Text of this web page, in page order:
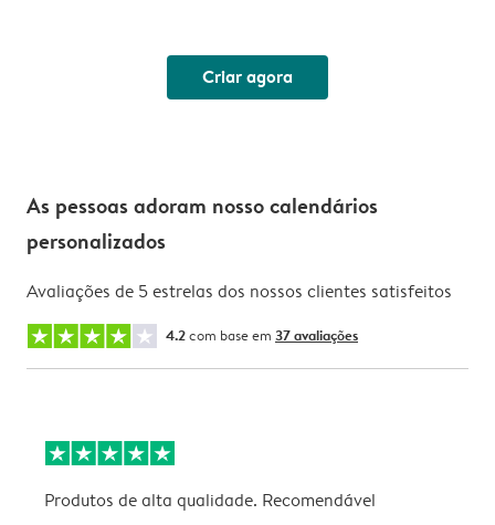
Criar agora
As pessoas adoram nosso calendários
personalizados
Avaliações de 5 estrelas dos nossos clientes satisfeitos
4.2com base em 37 avaliações
Produtos de alta qualidade. Recomendável